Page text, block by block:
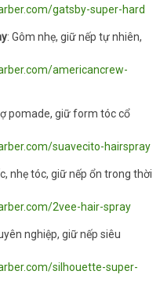
gatsby-super-hard
: Gôm nhẹ, giữ nếp tự nhiên,
americancrew-
pomade, giữ form tóc cổ
suavecito-hairspray
nhẹ tóc, giữ nếp ổn trong thời
2vee-hair-spray
nghiệp, giữ nếp siêu
silhouette-super-